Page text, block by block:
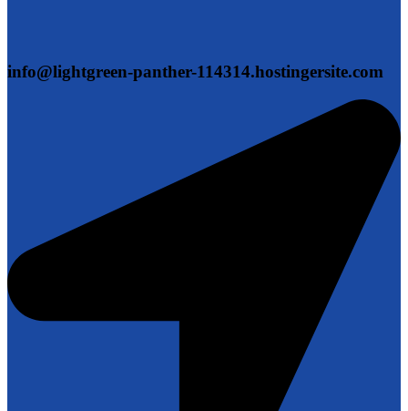
info@lightgreen-panther-114314.hostingersite.com